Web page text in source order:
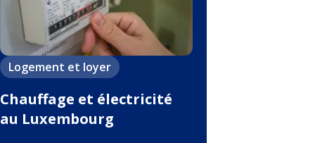
Logement et loyer
Chauffage et électricité
au Luxembourg